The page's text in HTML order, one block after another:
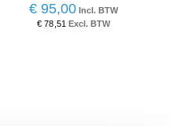
€ 95,00
€ 78,51